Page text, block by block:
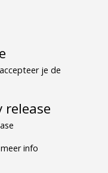
je de
info